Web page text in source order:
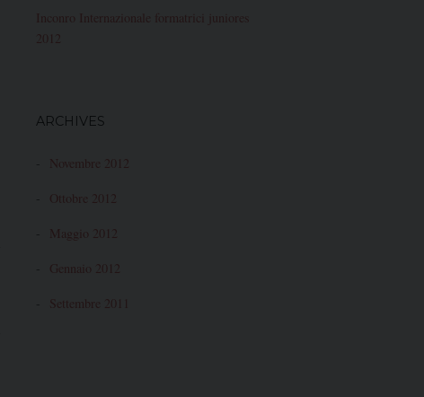
Inconro Internazionale formatrici juniores
2012
ARCHIVES
Novembre 2012
Ottobre 2012
Maggio 2012
Gennaio 2012
Settembre 2011